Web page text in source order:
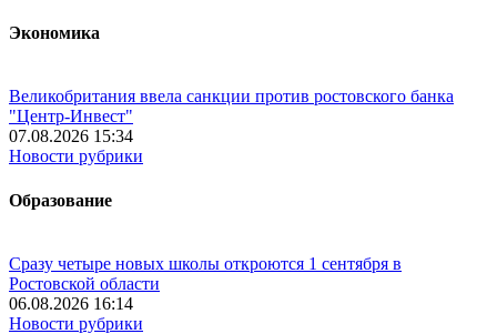
Экономика
Великобритания ввела санкции против ростовского банка
"Центр-Инвест"
07.08.2026 15:34
Новости рубрики
Образование
Сразу четыре новых школы откроются 1 сентября в
Ростовской области
06.08.2026 16:14
Новости рубрики